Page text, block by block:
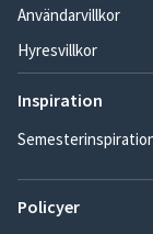
Användarvillkor
Hyresvillkor
Inspiration
Policyer